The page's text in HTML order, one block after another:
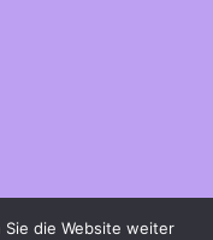
Sie die Website weiter